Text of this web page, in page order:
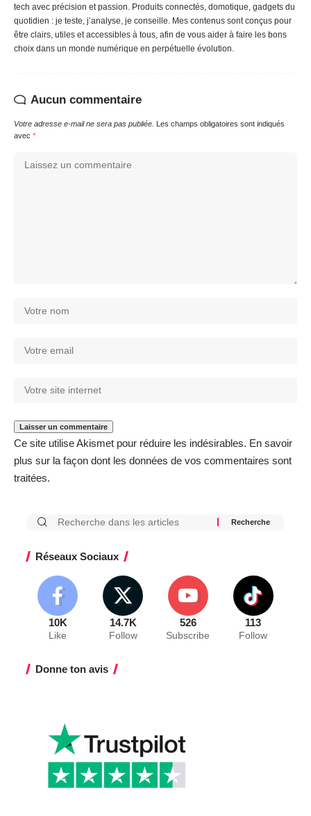
tech avec précision et passion. Produits connectés, domotique, gadgets du
quotidien : je teste, j’analyse, je conseille. Mes contenus sont conçus pour
être clairs, utiles et accessibles à tous, afin de vous aider à faire les bons
choix dans un monde numérique en perpétuelle évolution.
Aucun commentaire
Votre adresse e-mail ne sera pas publiée. Les champs obligatoires sont indiqués
avec *
Ce site utilise Akismet pour réduire les indésirables. En savoir
plus sur la façon dont les données de vos commentaires sont
traitées.
Réseaux Sociaux
10K
Like
14.7K
Follow
526
Subscribe
113
Follow
Donne ton avis